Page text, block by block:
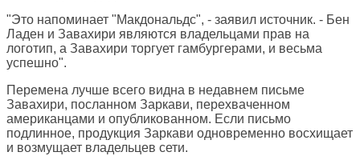
"Это напоминает "Макдональдс", - заявил источник. - Бен
Ладен и Завахири являются владельцами прав на
логотип, а Завахири торгует гамбургерами, и весьма
успешно".
Перемена лучше всего видна в недавнем письме
Завахири, посланном Заркави, перехваченном
американцами и опубликованном. Если письмо
подлинное, продукция Заркави одновременно восхищает
и возмущает владельцев сети.